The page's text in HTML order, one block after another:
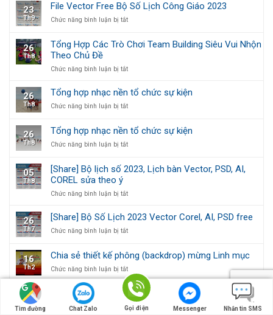
7
tờ
Giáng
Sinh]
để
bàn
Giáo
23
Th9
File Vector Free Bộ Số Lịch Công Giáo 2023
Chức năng bình luận bị tắtở
Free
Số
Công
Giáo
2023
26
Th8
Tổng Hợp Các Trò Chơi Team Building Siêu Vui Nhộn
Theo Chủ Đề
Chức năng bình luận bị tắtở
Hợp
Các
Trò
Team
Building
Siêu
Nhộn
Đề
26
Th8
Tổng hợp nhạc nền tổ chức sự kiện
Chức năng bình luận bị tắtở
hợp
nhạc
nền
chức
sự
26
Th8
Tổng hợp nhạc nền tổ chức sự kiện
Chức năng bình luận bị tắtở
nhạc
tổ
sự
kiện
05
Th8
[Share] Bộ lịch số 2023, Lịch bàn Vector, PSD, AI,
COREL sửa theo ý
Chức năng bình luận bị tắtở
Bộ
lịch
số
Lịch
bàn
Vector,
PSD,
AI,
COREL
sửa
26
Th7
[Share] Bộ Số Lịch 2023 Vector Corel, AI, PSD free
Chức năng bình luận bị tắtở
Số
Lịch
2023
Vector
Corel,
AI,
16
Th2
Chia sẻ thiết kế phông (backdrop) mừng Linh mục
Chức năng bình luận bị tắtở
Chia
sẻ
thiết
kế
15
Th2
20 Font Việt Hóa Phong Cách Sài Gòn Xưa Cho
Designer
Tìm đường Chat Zalo Gọi điện Messenger Nhắn tin SMS